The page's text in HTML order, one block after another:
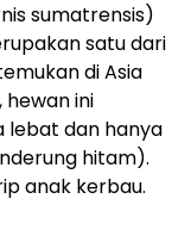
sumatrensis)
satu dari
di Asia
hewan ini
lebat dan hanya
hitam).
anak kerbau.